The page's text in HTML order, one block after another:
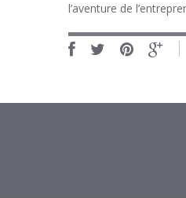
l’aventure de